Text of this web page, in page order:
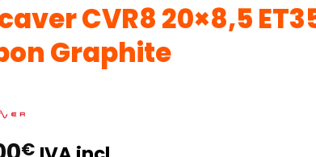
CVR8 20×8,5
Graphite
€